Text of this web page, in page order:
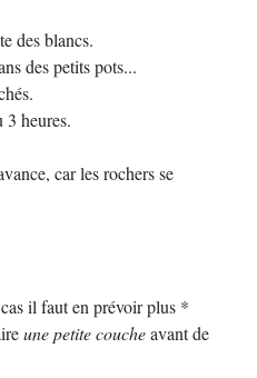
des blancs.
des petits pots...
heures.
car les rochers se
il faut en prévoir plus *
une petite coucheavant de